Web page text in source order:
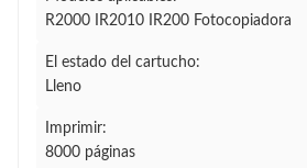
R2000 IR2010 IR200 Fotocopiadora
El estado del cartucho:
Lleno
Imprimir:
8000 páginas